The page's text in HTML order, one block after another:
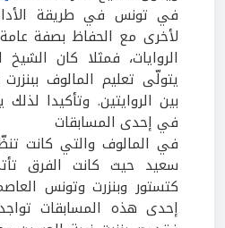
في تونس في طريقة
لأخرى مع الحفاظ بصفة
الروايات، فمثلا كان
يتولّى تعليم المالوف
بين الروايتين. وتأكيدا
في إحدى المسابقات
في المالوف والتي كانت
سعيد حيث كانت الفرق
كتستور وبنزرت وتونس
إحدى هذه المسابقات